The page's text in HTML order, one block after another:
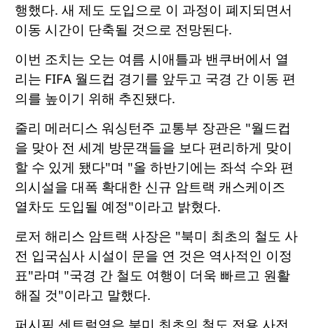
행했다. 새 제도 도입으로 이 과정이 폐지되면서
이동 시간이 단축될 것으로 전망된다.
이번 조치는 오는 여름 시애틀과 밴쿠버에서 열
리는 FIFA 월드컵 경기를 앞두고 국경 간 이동 편
의를 높이기 위해 추진됐다.
줄리 메러디스 워싱턴주 교통부 장관은 "월드컵
을 맞아 전 세계 방문객들을 보다 편리하게 맞이
할 수 있게 됐다"며 "올 하반기에는 좌석 수와 편
의시설을 대폭 확대한 신규 암트랙 캐스케이즈
열차도 도입될 예정"이라고 밝혔다.
로저 해리스 암트랙 사장은 "북미 최초의 철도 사
전 입국심사 시설이 문을 연 것은 역사적인 이정
표"라며 "국경 간 철도 여행이 더욱 빠르고 원활
해질 것"이라고 말했다.
퍼시픽 센트럴역은 북미 최초의 철도 전용 사전